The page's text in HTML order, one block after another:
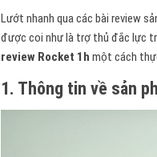
Lướt nhanh qua các bài review
được coi như là trợ thủ đắc lực
review Rocket 1h một cách
1. Thông tin về sản